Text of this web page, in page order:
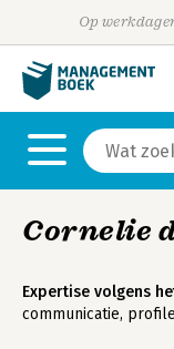
Op
Cornelie
Expertise volgens
communicatie,